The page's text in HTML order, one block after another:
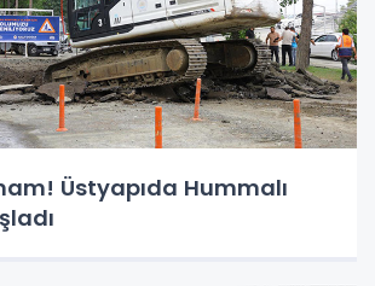
Üstyapıda Hummalı